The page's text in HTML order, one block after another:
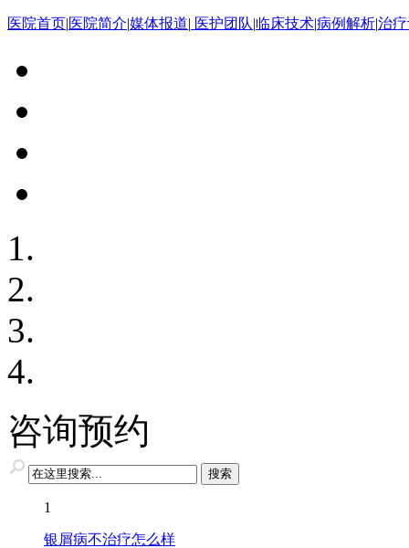
医院首页|医院简介|媒体报道| 医护团队|临床技术|病例解析|治
咨询预约
1
银屑病不治疗怎么样